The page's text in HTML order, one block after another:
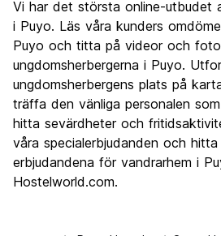
Vi har det största online-utbudet
i Puyo. Läs våra kunders
Puyo och titta på videor och
ungdomsherbergerna i Puyo.
ungdomsherbergens plats på
träffa den vänliga personalen
hitta sevärdheter och
våra specialerbjudanden och
erbjudandena för vandrarhem i
Hostelworld.com.